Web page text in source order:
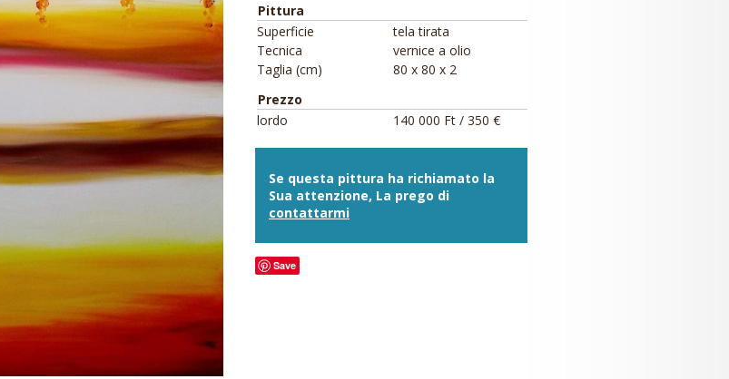
Pittura
Superficie
tela tirata
Tecnica
vernice a olio
Taglia (cm)
80 x 80 x 2
Prezzo
lordo
140 000 Ft / 350 €
Se questa pittura ha richiamato la
Sua attenzione, La prego di
contattarmi
Save